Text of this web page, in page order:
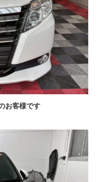
お客様です